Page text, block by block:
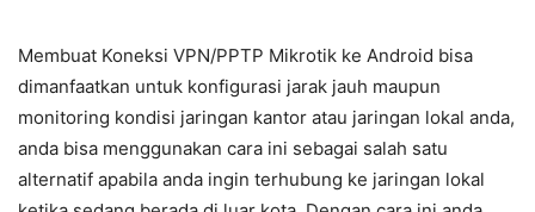
Membuat Koneksi VPN/PPTP Mikrotik ke Android bisa
dimanfaatkan untuk konfigurasi jarak jauh maupun
monitoring kondisi jaringan kantor atau jaringan lokal anda,
anda bisa menggunakan cara ini sebagai salah satu
alternatif apabila anda ingin terhubung ke jaringan lokal